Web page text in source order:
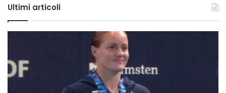
Ultimi articoli